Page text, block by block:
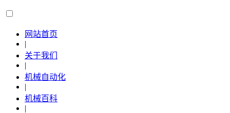
网站首页
|
关于我们
|
机械自动化
|
机械百科
|